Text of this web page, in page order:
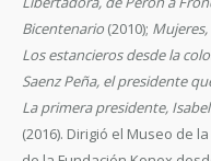
Bicentenario (2010);
Los estancieros desde la
Saenz Peña, el presidente
La primera presidente,
(2016). Dirigió el Museo de